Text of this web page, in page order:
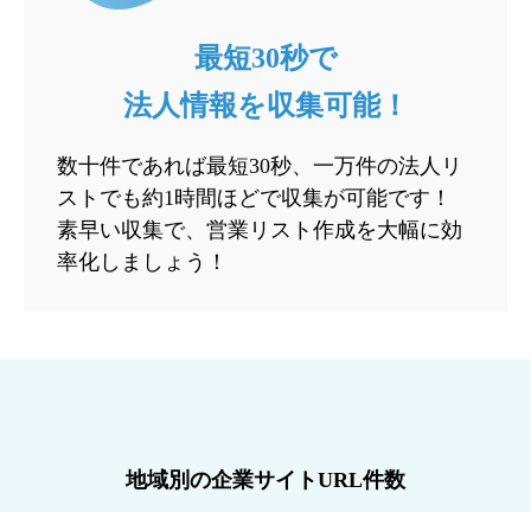
最短30秒で
法人情報を収集可能！
数十件であれば最短30秒、一万件の法人リ
ストでも約1時間ほどで収集が可能です！
素早い収集で、営業リスト作成を大幅に効
率化しましょう！
地域別の企業サイトURL件数